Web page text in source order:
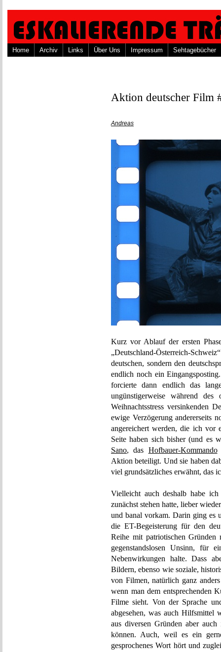
Home Archiv Links Über Uns Impressum Sehtagebücher
Aktion deutscher Film
Andreas
Kurz vor Ablauf der ersten
„Deutschland-Österreich-
deutschen, sondern den
endlich noch ein
forcierte dann endlich das
ungünstigerweise während
Weihnachtsstress versinkenden
ewige Verzögerung andererseits
angereichert werden, die ich vor
Seite haben sich bisher (und es
Sano, das Hofbauer-Kommando
Aktion beteiligt. Und sie haben
viel grundsätzliches erwähnt, das
Vielleicht auch deshalb habe
zunächst stehen hatte, lieber
und banal vorkam. Darin ging es
die ET-Begeisterung für den
Reihe mit patriotischen
gegenstandslosen Unsinn, für
Nebenwirkungen halte. Dass
Bildern, ebenso wie soziale,
von Filmen, natürlich ganz
wenn man dem entsprechenden
Filme sieht. Von der Sprache
abgesehen, was auch Hilfsmittel
aus diversen Gründen aber auch
können. Auch, weil es ein
gesprochenes Wort hört und